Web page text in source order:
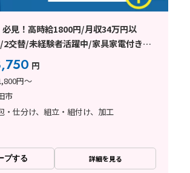
必見！高時給1800円/月収34万円以
2交替/未経験者活躍中/家具家電付きの
からの応募歓迎♪
円
円～
市
・仕分け、組立・組付け、加工
プする 詳細を見る